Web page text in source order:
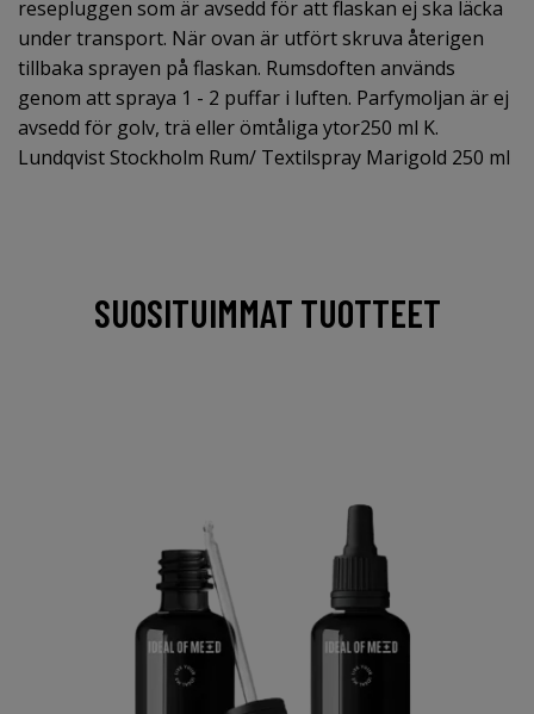
resepluggen som är avsedd för att flaskan ej ska läcka
under transport. När ovan är utfört skruva återigen
tillbaka sprayen på flaskan. Rumsdoften används
genom att spraya 1 - 2 puffar i luften. Parfymoljan är ej
avsedd för golv, trä eller ömtåliga ytor250 ml K.
Lundqvist Stockholm Rum/ Textilspray Marigold 250 ml
SUOSITUIMMAT TUOTTEET